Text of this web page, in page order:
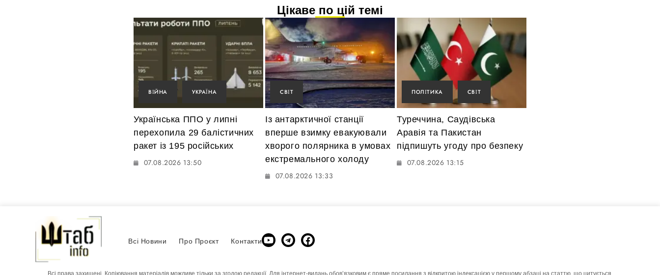
Цікаве по цій темі
ВІЙНА УКРАЇНА
Українська ППО у липні
перехопила 29 балістичних
ракет із 195 російських
07.08.2026 13:50
СВІТ
Із антарктичної станції
вперше взимку евакуювали
хворого полярника в умовах
екстремального холоду
07.08.2026 13:33
ПОЛІТИКА СВІТ
Туреччина, Саудівська
Аравія та Пакистан
підпишуть угоду про безпеку
07.08.2026 13:15
Всі Новини Про Проєкт Контакти
Всі права захищені. Копіювання матеріалів можливе тільки за згодою редакції. Для інтернет-видань обовʼязковим є пряме посилання з відкритою індексацією у першому абзаці на статтю, що цитується.